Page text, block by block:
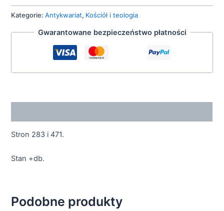
Kategorie:Antykwariat, Kościół i teologia
Gwarantowane bezpieczeństwo płatności
Stron 283 i 471.
Stan +db.
Podobne produkty